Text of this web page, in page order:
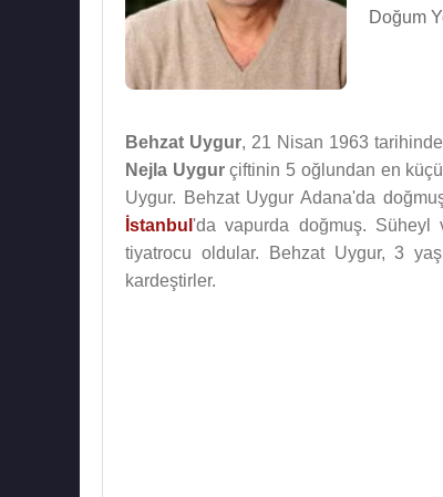
Doğum
Behzat Uygur, 21 Nisan 1963 tarihinde
Nejla Uygurçiftinin 5 oğlundan en
Uygur. Behzat Uygur Adana'da
İstanbul 'da vapurda doğmuş. Süheyl
tiyatrocu oldular. Behzat Uygur, 3
kardeştirler.